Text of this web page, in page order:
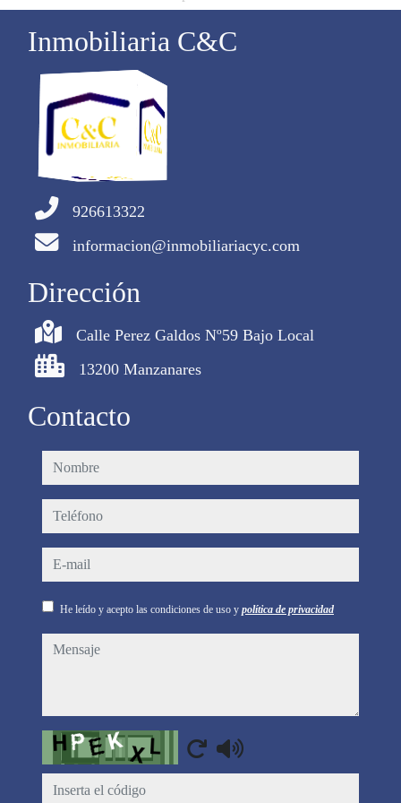
Inmobiliaria C&C
926613322
informacion@inmobiliariacyc.com
Dirección
Calle Perez Galdos Nº59 Bajo Local
13200 Manzanares
Contacto
nombre
teléfono
e-mail
He leído y acepto las condiciones de uso y política de privacidad
mensaje
Captcha